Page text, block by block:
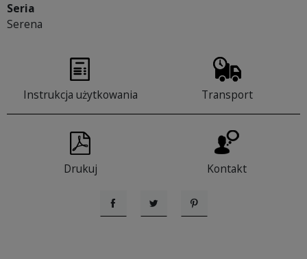
Seria
Serena
Instrukcja użytkowania Transport
Drukuj Kontakt
UdostępnijTweetujPinterest